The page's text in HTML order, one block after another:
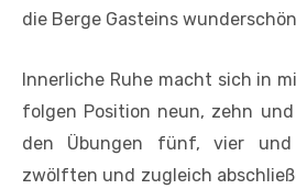
die Berge Gasteins
Innerliche Ruhe macht sich in
folgen Position neun, zehn
den Übungen fünf, vier
zwölften und zugleich